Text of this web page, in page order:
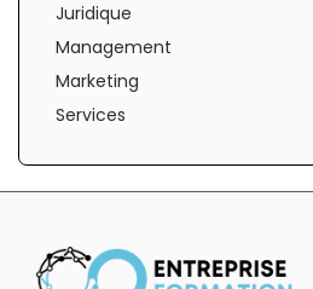
Juridique
Management
Marketing
Services